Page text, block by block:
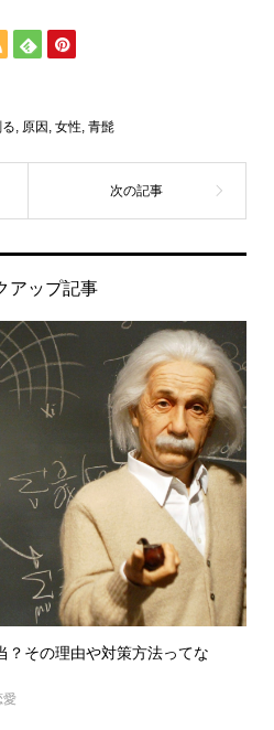
, 原因 , 女性, 青髭
アップ記事
？その理由や対策方法ってな
愛